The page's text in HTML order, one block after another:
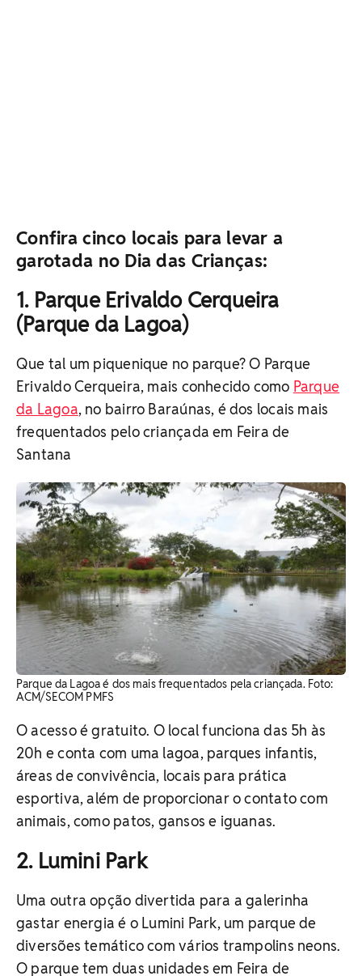
Confira cinco locais para levar a
garotada no Dia das Crianças:
1. Parque Erivaldo Cerqueira
(Parque da Lagoa)
Que tal um piquenique no parque? O Parque
Erivaldo Cerqueira, mais conhecido como Parque
da Lagoa, no bairro Baraúnas, é dos locais mais
frequentados pelo criançada em Feira de
Santana
Parque da Lagoa é dos mais frequentados pela criançada. ​Foto:
ACM/SECOM PMFS
O acesso é gratuito. O local funciona das 5h às
20h e conta com uma lagoa, parques infantis,
áreas de convivência, locais para prática
esportiva, além de proporcionar o contato com
animais, como patos, gansos e iguanas.
2. Lumini Park
Uma outra opção divertida para a galerinha
gastar energia é o Lumini Park, um parque de
diversões temático com vários trampolins neons.
O parque tem duas unidades em Feira de